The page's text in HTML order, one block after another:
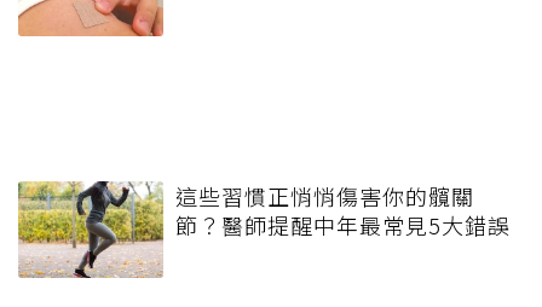
這些習慣正悄悄傷害你的髖關
節？醫師提醒中年最常見5大錯誤